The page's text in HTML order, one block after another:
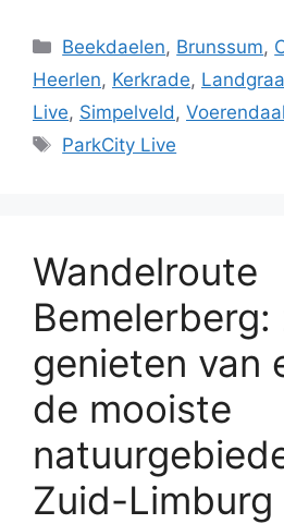
Categorieën
Beekdaelen, Brunssum,
Heerlen, Kerkrade,
Live, Simpelveld , Voerendaal
Tags
ParkCity Live
Wandelroute
Bemelerberg:
genieten van
de mooiste
Zuid-Limburg